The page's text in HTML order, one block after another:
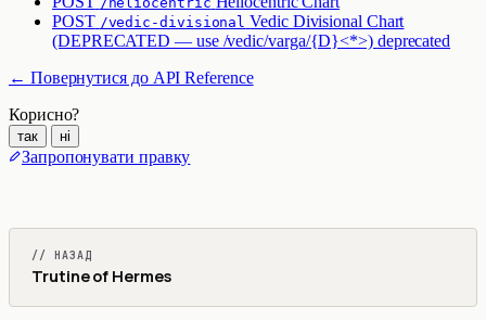
POST /vedic-divisional Vedic Divisional Chart
(DEPRECATED — use /vedic/varga/{D}<*>) deprecated
← Повернутися до API Reference
Корисно?
так ні
Запропонувати правку
// НАЗАД
Trutine of Hermes